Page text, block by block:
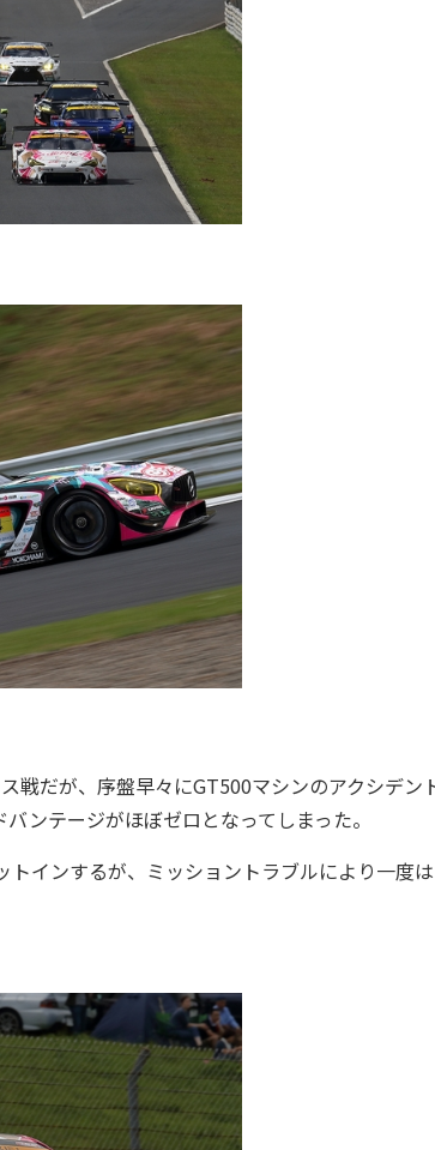
戦だが、序盤早々にGT500マシンのアクシデン
ンテージがほぼゼロとなってしまった。
インするが、ミッショントラブルにより一度